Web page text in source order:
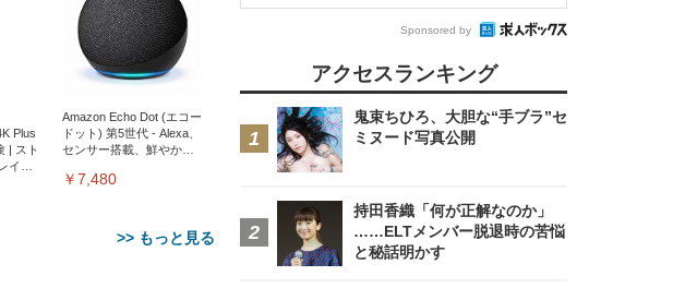
Plus
| スト
イヤ
Amazon Echo Dot (エコー
ドット) 第5世代 - Alexa、
センサー搭載、鮮やかな
￥7,480
>> もっと見る
Sponsored by
アクセスランキング
鬼束ちひろ、大胆な“手ブラ”セ
ミヌード写真公開
持田香織「何が正解なのか」
……ELTメンバー脱退時の苦悩
と秘話明かす